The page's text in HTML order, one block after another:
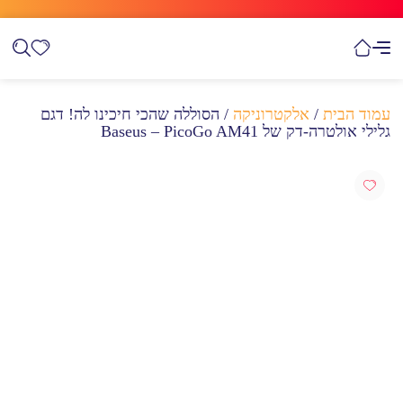
עמוד הבית / אלקטרוניקה / הסוללה שהכי חיכינו לה! דגם
גלילי אולטרה-דק של Baseus – PicoGo AM41